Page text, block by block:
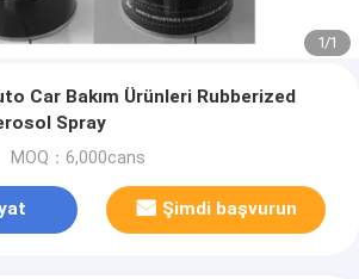
1/1
Car Bakım Ürünleri Rubberized
Spray
MOQ：6,000cans
Şimdi başvurun